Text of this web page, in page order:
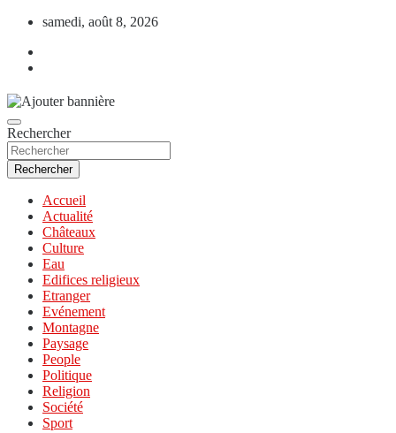
Aller
contenu
samedi, août 8, 2026
Rechercher
Rechercher
Accueil
Actualité
Châteaux
Culture
Eau
Edifices religieux
Etranger
Evénement
Montagne
Paysage
People
Politique
Religion
Société
Sport